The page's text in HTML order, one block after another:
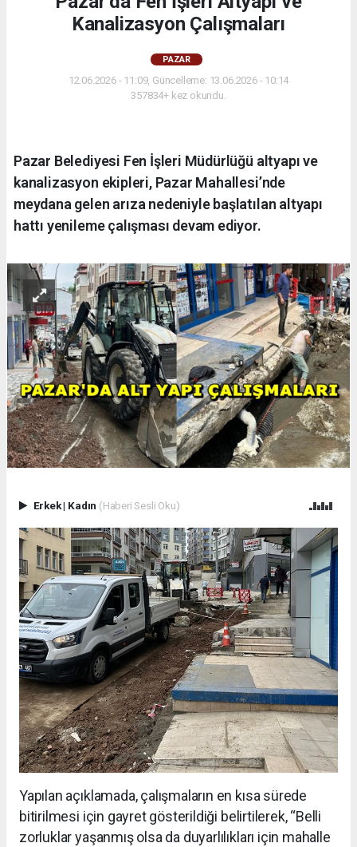
Kanalizasyon Çalışmaları
PAZAR
12.06.2026 - 11:09, Güncelleme: 13.06.2026 - 10:14
357834+ kez okundu.
Pazar Belediyesi Fen İşleri Müdürlüğü altyapı ve
kanalizasyon ekipleri, Pazar Mahallesi’nde
meydana gelen arıza nedeniyle başlatılan altyapı
hattı yenileme çalışması devam ediyor.
Erkek| Kadın (Haberi Sesli Oku)
Yapılan açıklamada, çalışmaların en kısa sürede
bitirilmesi için gayret gösterildiği belirtilerek, “Belli
zorluklar yaşanmış olsa da duyarlılıkları için mahalle